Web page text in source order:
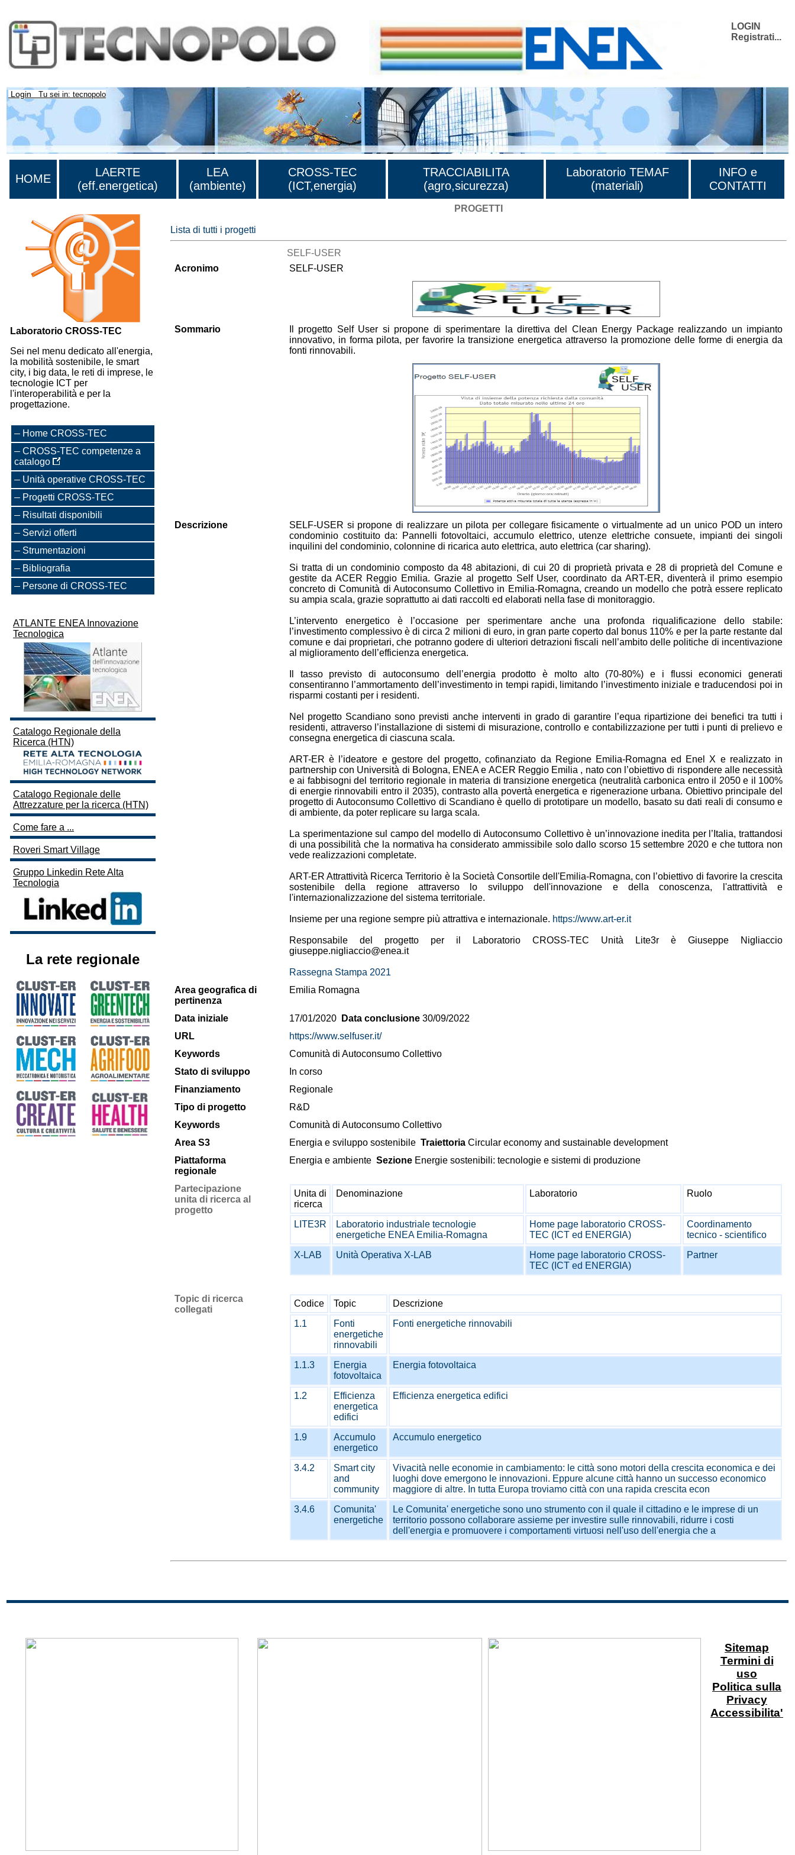
LOGIN
Registrati...
Login Tu sei in: tecnopolo
HOME
LAERTE
(eff.energetica)
LEA
(ambiente)
CROSS-TEC
(ICT,energia)
TRACCIABILITA
(agro,sicurezza)
Laboratorio TEMAF
(materiali)
INFO e
CONTATTI
Laboratorio CROSS-TEC
Sei nel menu dedicato all'energia,
la mobilità sostenibile, le smart
city, i big data, le reti di imprese, le
tecnologie ICT per
l'interoperabilità e per la
progettazione.
Home CROSS-TEC
CROSS-TEC competenze a
catalogo
Unità operative CROSS-TEC
Progetti CROSS-TEC
Risultati disponibili
Servizi offerti
Strumentazioni
Bibliografia
Persone di CROSS-TEC
ATLANTE ENEA Innovazione
Tecnologica
Catalogo Regionale della
Ricerca (HTN)
Catalogo Regionale delle
Attrezzature per la ricerca (HTN)
Come fare a ...
Roveri Smart Village
Gruppo Linkedin Rete Alta
Tecnologia
La rete regionale
PROGETTI
Lista di tutti i progetti
SELF-USER
Acronimo
SELF-USER
Sommario
Il progetto Self User si propone di sperimentare la direttiva del Clean Energy Package realizzando un impianto
innovativo, in forma pilota, per favorire la transizione energetica attraverso la promozione delle forme di energia da
fonti rinnovabili.
Descrizione
SELF-USER si propone di realizzare un pilota per collegare fisicamente o virtualmente ad un unico POD un intero
condominio costituito da: Pannelli fotovoltaici, accumulo elettrico, utenze elettriche consuete, impianti dei singoli
inquilini del condominio, colonnine di ricarica auto elettrica, auto elettrica (car sharing).
Si tratta di un condominio composto da 48 abitazioni, di cui 20 di proprietà privata e 28 di proprietà del Comune e
gestite da ACER Reggio Emilia. Grazie al progetto Self User, coordinato da ART-ER, diventerà il primo esempio
concreto di Comunità di Autoconsumo Collettivo in Emilia-Romagna, creando un modello che potrà essere replicato
su ampia scala, grazie soprattutto ai dati raccolti ed elaborati nella fase di monitoraggio.
L’intervento energetico è l’occasione per sperimentare anche una profonda riqualificazione dello stabile:
l’investimento complessivo è di circa 2 milioni di euro, in gran parte coperto dal bonus 110% e per la parte restante dal
comune e dai proprietari, che potranno godere di ulteriori detrazioni fiscali nell’ambito delle politiche di incentivazione
al miglioramento dell’efficienza energetica.
Il tasso previsto di autoconsumo dell’energia prodotto è molto alto (70-80%) e i flussi economici generati
consentiranno l’ammortamento dell’investimento in tempi rapidi, limitando l’investimento iniziale e traducendosi poi in
risparmi costanti per i residenti.
Nel progetto Scandiano sono previsti anche interventi in grado di garantire l’equa ripartizione dei benefici tra tutti i
residenti, attraverso l’installazione di sistemi di misurazione, controllo e contabilizzazione per tutti i punti di prelievo e
consegna energetica di ciascuna scala.
ART-ER è l’ideatore e gestore del progetto, cofinanziato da Regione Emilia-Romagna ed Enel X e realizzato in
partnership con Università di Bologna, ENEA e ACER Reggio Emilia , nato con l’obiettivo di rispondere alle necessità
e ai fabbisogni del territorio regionale in materia di transizione energetica (neutralità carbonica entro il 2050 e il 100%
di energie rinnovabili entro il 2035), contrasto alla povertà energetica e rigenerazione urbana. Obiettivo principale del
progetto di Autoconsumo Collettivo di Scandiano è quello di prototipare un modello, basato su dati reali di consumo e
di ambiente, da poter replicare su larga scala.
La sperimentazione sul campo del modello di Autoconsumo Collettivo è un’innovazione inedita per l’Italia, trattandosi
di una possibilità che la normativa ha considerato ammissibile solo dallo scorso 15 settembre 2020 e che tuttora non
vede realizzazioni completate.
ART-ER Attrattività Ricerca Territorio è la Società Consortile dell'Emilia-Romagna, con l’obiettivo di favorire la crescita
sostenibile della regione attraverso lo sviluppo dell'innovazione e della conoscenza, l'attrattività e
l'internazionalizzazione del sistema territoriale.
Insieme per una regione sempre più attrattiva e internazionale. https://www.art-er.it
Responsabile del progetto per il Laboratorio CROSS-TEC Unità Lite3r è Giuseppe Nigliaccio
giuseppe.nigliaccio@enea.it
Rassegna Stampa 2021
Area geografica di
pertinenza
Emilia Romagna
Data iniziale 17/01/2020 Data conclusione 30/09/2022
URL
https://www.selfuser.it/
Keywords
Comunità di Autoconsumo Collettivo
Stato di sviluppo
In corso
Finanziamento
Regionale
Tipo di progetto
R&D
Keywords
Comunità di Autoconsumo Collettivo
Area S3
Energia e sviluppo sostenibile Traiettoria Circular economy and sustainable development
Piattaforma
regionale
Energia e ambiente Sezione Energie sostenibili: tecnologie e sistemi di produzione
Partecipazione
unita di ricerca al
progetto
Unita di
ricerca
Denominazione Laboratorio Ruolo
LITE3R
Laboratorio industriale tecnologie
energetiche ENEA Emilia-Romagna
Home page laboratorio CROSS-
TEC (ICT ed ENERGIA)
Coordinamento
tecnico - scientifico
X-LAB
Unità Operativa X-LAB
Home page laboratorio CROSS-
TEC (ICT ed ENERGIA)
Partner
Topic di ricerca
collegati
Codice Topic
Descrizione
1.1
Fonti
energetiche
rinnovabili
Fonti energetiche rinnovabili
1.1.3
Energia
fotovoltaica
Energia fotovoltaica
1.2
Efficienza
energetica
edifici
Efficienza energetica edifici
1.9
Accumulo
energetico
Accumulo energetico
3.4.2
Smart city
and
community
Vivacità nelle economie in cambiamento: le città sono motori della crescita economica e dei
luoghi dove emergono le innovazioni. Eppure alcune città hanno un successo economico
maggiore di altre. In tutta Europa troviamo città con una rapida crescita econ
3.4.6
Comunita'
energetiche
Le Comunita' energetiche sono uno strumento con il quale il cittadino e le imprese di un
territorio possono collaborare assieme per investire sulle rinnovabili, ridurre i costi
dell'energia e promuovere i comportamenti virtuosi nell'uso dell'energia che a
Sitemap
Termini di
uso
Politica sulla
Privacy
Accessibilita'